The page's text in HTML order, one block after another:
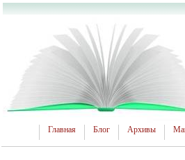
Главная Блог Архивы